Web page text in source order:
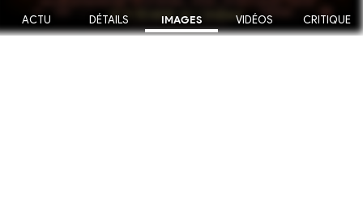
ACTU DÉTAILS IMAGES VIDÉOS CRITIQUE